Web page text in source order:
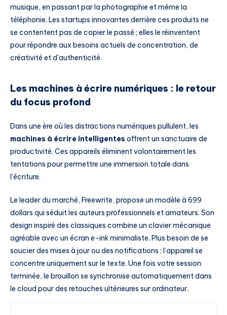
musique, en passant par la photographie et même la
téléphonie. Les startups innovantes derrière ces produits ne
se contentent pas de copier le passé ; elles le réinventent
pour répondre aux besoins actuels de concentration, de
créativité et d’authenticité.
Les machines à écrire numériques : le retour
du focus profond
Dans une ère où les distractions numériques pullulent, les
machines à écrire intelligentes offrent un sanctuaire de
productivité. Ces appareils éliminent volontairement les
tentations pour permettre une immersion totale dans
l’écriture.
Le leader du marché, Freewrite, propose un modèle à 699
dollars qui séduit les auteurs professionnels et amateurs. Son
design inspiré des classiques combine un clavier mécanique
agréable avec un écran e-ink minimaliste. Plus besoin de se
soucier des mises à jour ou des notifications : l’appareil se
concentre uniquement sur le texte. Une fois votre session
terminée, le brouillon se synchronise automatiquement dans
le cloud pour des retouches ultérieures sur ordinateur.